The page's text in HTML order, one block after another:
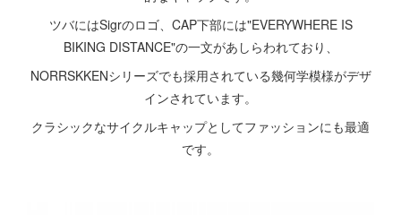
ツバにはSigrのロゴ、CAP下部には"EVERYWHERE IS
BIKING DISTANCE"の一文があしらわれており、
NORRSKKENシリーズでも採用されている幾何学模様がデザ
インされています。
クラシックなサイクルキャップとしてファッションにも最適
です。